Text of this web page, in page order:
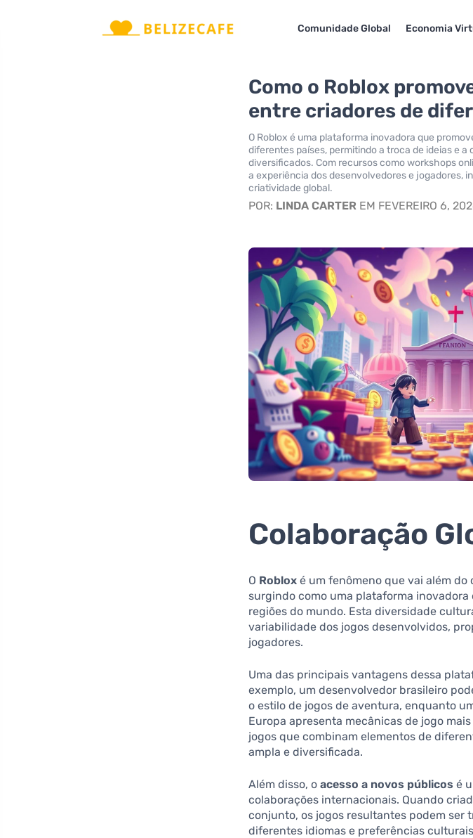
Comunidade Global Economia
Como o Roblox
entre criadores de
O Roblox é uma plataforma inovadora que
diferentes países, permitindo a troca de ideias e
diversificados. Com recursos como workshops
a experiência dos desenvolvedores e jogadores,
criatividade global.
POR: LINDA CARTER EM FEVEREIRO 6,
Colaboração
O Roblox é um fenômeno que vai além
surgindo como uma plataforma
regiões do mundo. Esta diversidade
variabilidade dos jogos desenvolvidos,
jogadores.
Uma das principais vantagens dessa
exemplo, um desenvolvedor brasileiro
o estilo de jogos de aventura, enquanto
Europa apresenta mecânicas de jogo
jogos que combinam elementos de
ampla e diversificada.
Além disso, oacesso a novos públicos é
colaborações internacionais. Quando
conjunto, os jogos resultantes podem ser
diferentes idiomas e preferências